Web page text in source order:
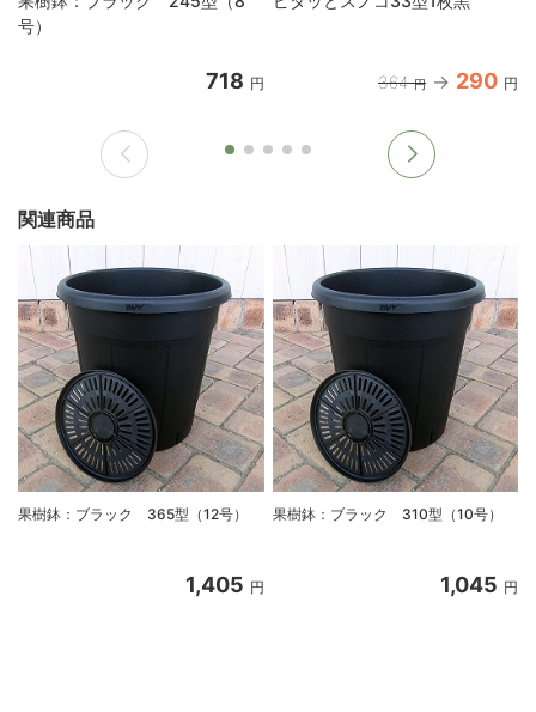
号）
718 円 364 円 290 円
関連商品
果樹鉢：ブラック 365型（12号）
1,405 円
果樹鉢：ブラック 310型（10号）
1,045 円